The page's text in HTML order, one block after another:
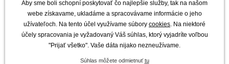
Sme tu pre vás a vaše deti s radosťou a mim(m)oriadnou starostlivosťou od
roku 2011
Designs, Melii a SKÅGFÄ pre ČR a Slovensko
Aby sme boli schopní poskytovať čo najlepšie služby, tak na našom
webe získavame, ukladáme a spracovávame informácie o jeho
užívateľoch. Na tento účel využívame súbory cookies. Na niektoré
účely spracovania je vyžadovaný Váš súhlas, ktorý vyjadríte voľbou
"Prijať všetko". Vaše dáta nijako nezneužívame.
Súhlas môžete odmietnuťtu